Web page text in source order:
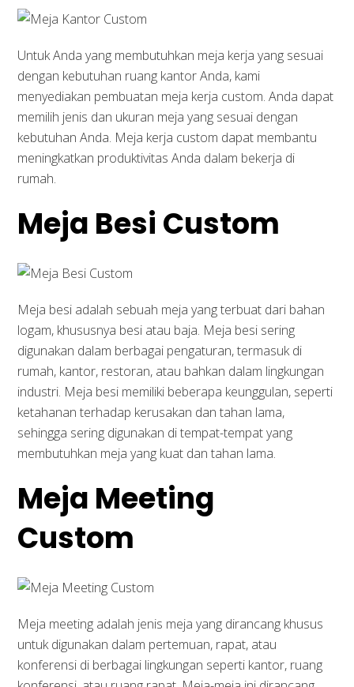
Untuk Anda yang membutuhkan meja kerja yang sesuai
dengan kebutuhan ruang kantor Anda, kami
menyediakan pembuatan meja kerja custom. Anda dapat
memilih jenis dan ukuran meja yang sesuai dengan
kebutuhan Anda. Meja kerja custom dapat membantu
meningkatkan produktivitas Anda dalam bekerja di
rumah.
Meja Besi Custom
Meja besi adalah sebuah meja yang terbuat dari bahan
logam, khususnya besi atau baja. Meja besi sering
digunakan dalam berbagai pengaturan, termasuk di
rumah, kantor, restoran, atau bahkan dalam lingkungan
industri. Meja besi memiliki beberapa keunggulan, seperti
ketahanan terhadap kerusakan dan tahan lama,
sehingga sering digunakan di tempat-tempat yang
membutuhkan meja yang kuat dan tahan lama.
Meja Meeting
Custom
Meja meeting adalah jenis meja yang dirancang khusus
untuk digunakan dalam pertemuan, rapat, atau
konferensi di berbagai lingkungan seperti kantor, ruang